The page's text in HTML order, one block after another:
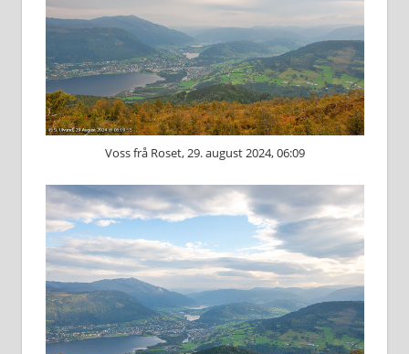
Voss frå Roset, 29. august 2024, 06:09